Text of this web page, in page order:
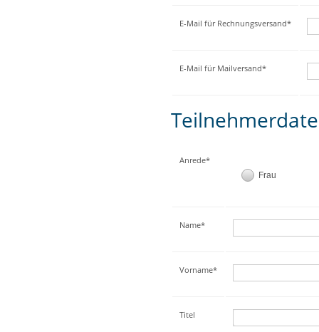
E-Mail für Rechnungsversand*
E-Mail für Mailversand*
Anrede*
Frau
Name*
Vorname*
Titel